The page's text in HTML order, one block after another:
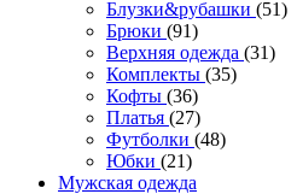
Блузки&рубашки (51)
Брюки (91)
Верхняя одежда (31)
Комплекты (35)
Кофты (36)
Платья (27)
Футболки (48)
Юбки (21)
Мужская одежда